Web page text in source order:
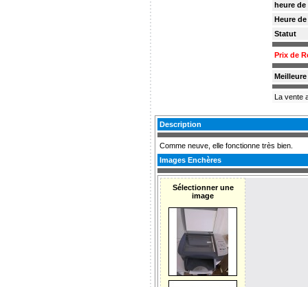
heure de
Heure
Statut
Prix de
La vente
Description
Comme neuve, elle fonctionne très bien.
Images Enchères
Sélectionner une
image